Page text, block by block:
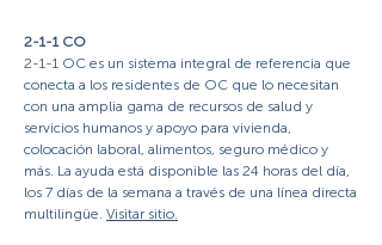
2-1-1 CO
2-1-1 OC es un sistema integral de referencia que
conecta a los residentes de OC que lo necesitan
con una amplia gama de recursos de salud y
servicios humanos y apoyo para vivienda,
colocación laboral, alimentos, seguro médico y
más. La ayuda está disponible las 24 horas del día,
los 7 días de la semana a través de una línea directa
multilingüe. Visitar sitio.